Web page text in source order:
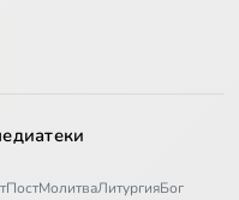
ПостМолитваЛитургияБог